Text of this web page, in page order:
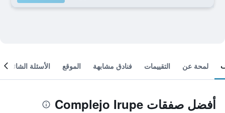
لمحة عن التقييمات فنادق مشابهة الموقع الأسئلة الشائعة
أفضل صفقات Complejo Irupe